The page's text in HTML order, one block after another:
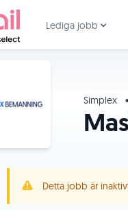
Lediga jobb
Simplex
Detta jobb är